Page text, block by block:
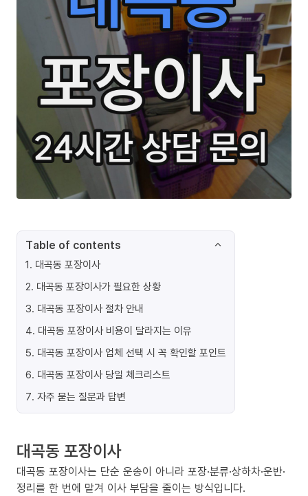
Table of contents
1. 대곡동 포장이사
2. 대곡동 포장이사가 필요한 상황
3. 대곡동 포장이사 절차 안내
4. 대곡동 포장이사 비용이 달라지는 이유
5. 대곡동 포장이사 업체 선택 시 꼭 확인할 포인트
6. 대곡동 포장이사 당일 체크리스트
7. 자주 묻는 질문과 답변
대곡동 포장이사
대곡동 포장이사는 단순 운송이 아니라 포장·분류·상하차·운반·
정리를 한 번에 맡겨 이사 부담을 줄이는 방식입니다.